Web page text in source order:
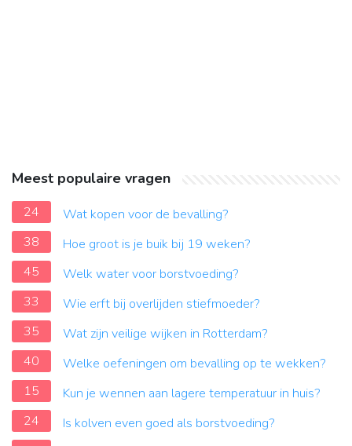
Meest populaire vragen
24
Wat kopen voor de bevalling?
38
Hoe groot is je buik bij 19 weken?
45
Welk water voor borstvoeding?
33
Wie erft bij overlijden stiefmoeder?
35
Wat zijn veilige wijken in Rotterdam?
40
Welke oefeningen om bevalling op te wekken?
15
Kun je wennen aan lagere temperatuur in huis?
24
Is kolven even goed als borstvoeding?